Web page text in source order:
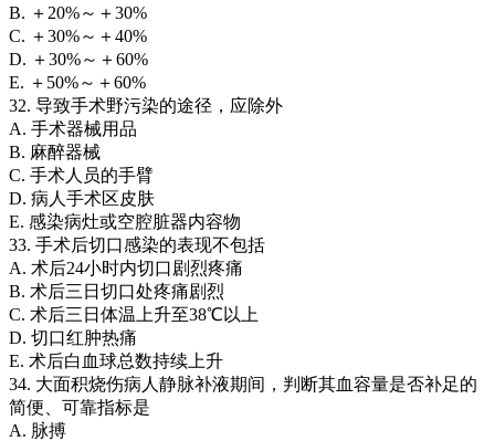
B. ＋20%～＋30%
C. ＋30%～＋40%
D. ＋30%～＋60%
E. ＋50%～＋60%
32. 导致手术野污染的途径，应除外
A. 手术器械用品
B. 麻醉器械
C. 手术人员的手臂
D. 病人手术区皮肤
E. 感染病灶或空腔脏器内容物
33. 手术后切口感染的表现不包括
A. 术后24小时内切口剧烈疼痛
B. 术后三日切口处疼痛剧烈
C. 术后三日体温上升至38℃以上
D. 切口红肿热痛
E. 术后白血球总数持续上升
34. 大面积烧伤病人静脉补液期间，判断其血容量是否补足的
简便、可靠指标是
A. 脉搏